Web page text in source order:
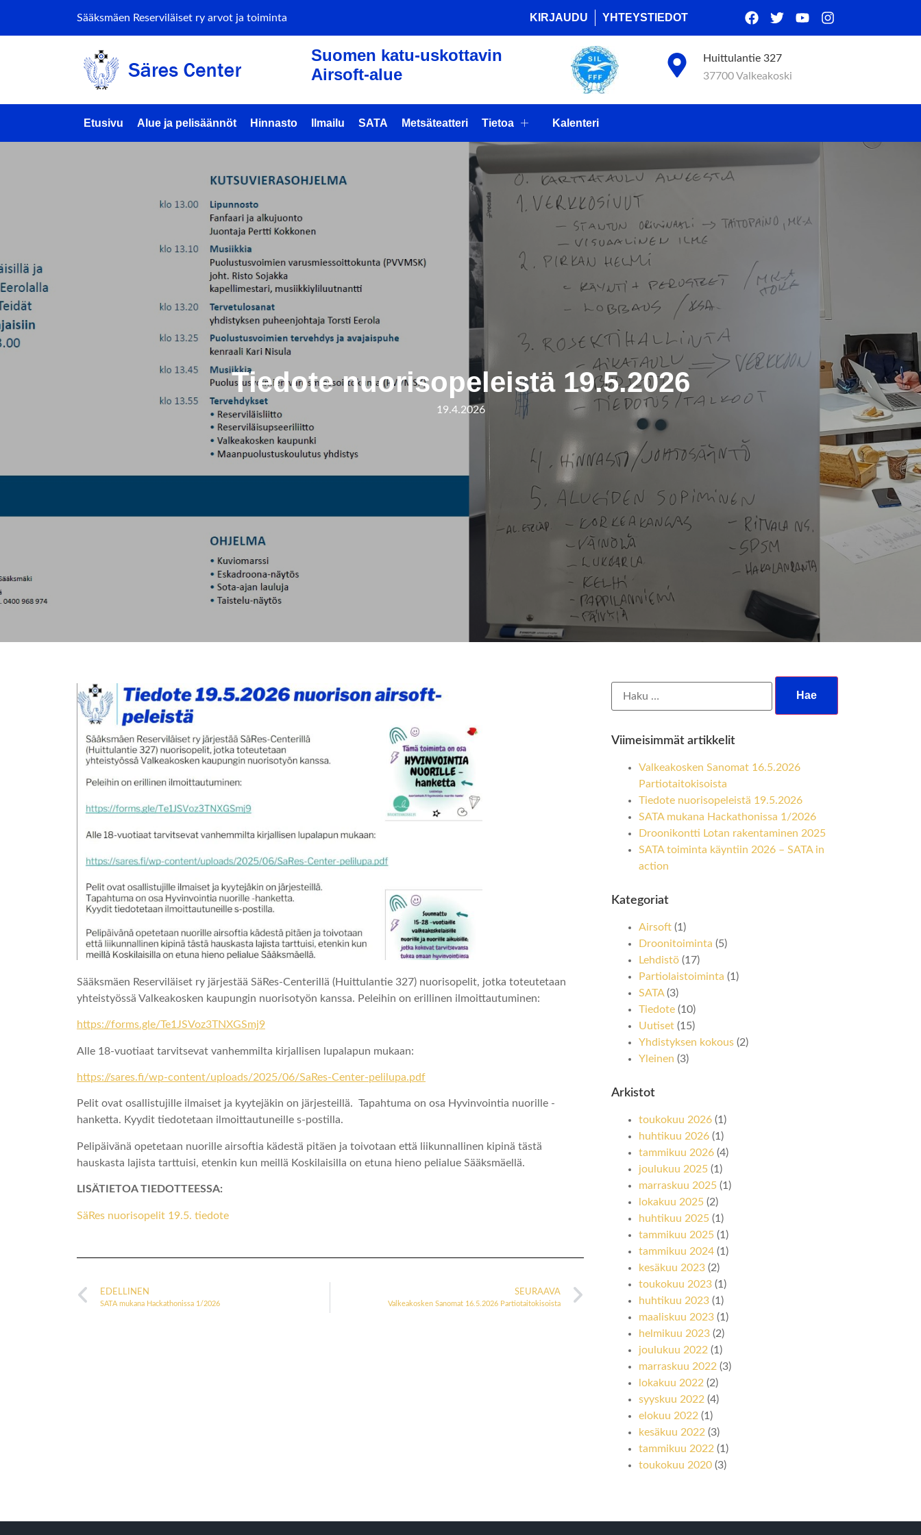
Sääksmäen Reserviläiset ry arvot ja toiminta KIRJAUDU YHTEYSTIEDOT
Suomen katu-uskottavin
Airsoft-alue
Huittulantie 327
37700 Valkeakoski
Etusivu Alue ja pelisäännöt Hinnasto Ilmailu SATA Metsäteatteri Tietoa Kalenteri
Tiedote nuorisopeleistä 19.5.2026
19.4.2026
Sääksmäen Reserviläiset ry järjestää SäRes-Centerillä (Huittulantie 327) nuorisopelit, jotka toteutetaan
yhteistyössä Valkeakosken kaupungin nuorisotyön kanssa. Peleihin on erillinen ilmoittautuminen:
https://forms.gle/Te1JSVoz3TNXGSmj9
Alle 18-vuotiaat tarvitsevat vanhemmilta kirjallisen lupalapun mukaan:
https://sares.fi/wp-content/uploads/2025/06/SaRes-Center-pelilupa.pdf
Pelit ovat osallistujille ilmaiset ja kyytejäkin on järjesteillä. Tapahtuma on osa Hyvinvointia nuorille -
hanketta. Kyydit tiedotetaan ilmoittautuneille s-postilla.
Pelipäivänä opetetaan nuorille airsoftia kädestä pitäen ja toivotaan että liikunnallinen kipinä tästä
hauskasta lajista tarttuisi, etenkin kun meillä Koskilaisilla on etuna hieno pelialue Sääksmäellä.
LISÄTIETOA TIEDOTTEESSA:
SäRes nuorisopelit 19.5. tiedote
EDELLINEN
SATA mukana Hackathonissa 1/2026
SEURAAVA
Valkeakosken Sanomat 16.5.2026 Partiotaitokisoista
Viimeisimmät artikkelit
Valkeakosken Sanomat 16.5.2026
Partiotaitokisoista
Tiedote nuorisopeleistä 19.5.2026
SATA mukana Hackathonissa 1/2026
Droonikontti Lotan rakentaminen 2025
SATA toiminta käyntiin 2026 – SATA in
action
Kategoriat
Airsoft(1)
Droonitoiminta (5)
Lehdistö(17)
Partiolaistoiminta (1)
SATA(3)
Tiedote(10)
Uutiset(15)
Yhdistyksen kokous(2)
Yleinen (3)
Arkistot
toukokuu 2026(1)
huhtikuu 2026(1)
tammikuu 2026(4)
joulukuu 2025(1)
marraskuu 2025(1)
lokakuu 2025(2)
huhtikuu 2025(1)
tammikuu 2025(1)
tammikuu 2024(1)
kesäkuu 2023(2)
toukokuu 2023(1)
huhtikuu 2023(1)
maaliskuu 2023(1)
helmikuu 2023(2)
joulukuu 2022 (1)
marraskuu 2022 (3)
lokakuu 2022 (2)
syyskuu 2022 (4)
elokuu 2022 (1)
kesäkuu 2022 (3)
tammikuu 2022 (1)
toukokuu 2020(3)